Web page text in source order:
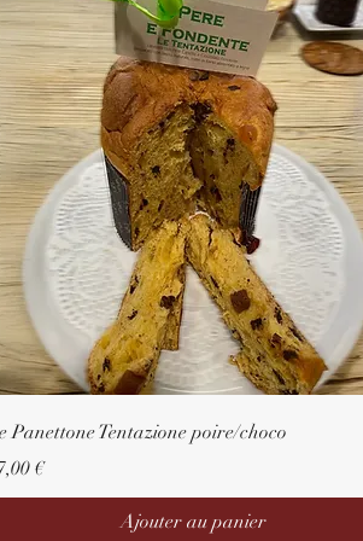
Panettone Tentazione poire/choco
€
Ajouter au panier